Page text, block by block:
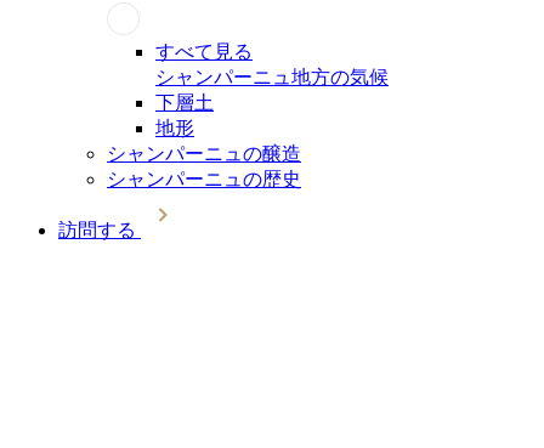
すべて見る
シャンパーニュ地方の気候
下層土
地形
シャンパーニュの醸造
シャンパーニュの歴史
訪問する